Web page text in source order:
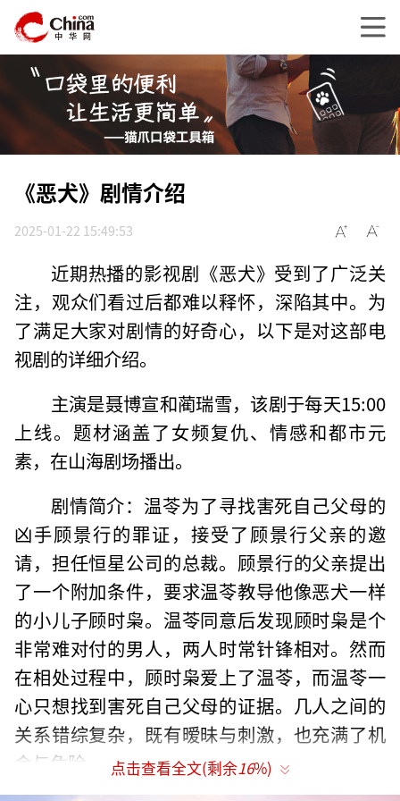
《恶犬》剧情介绍
2025-01-22 15:49:53
近期热播的影视剧《恶犬》受到了广泛关
注，观众们看过后都难以释怀，深陷其中。为
了满足大家对剧情的好奇心，以下是对这部电
视剧的详细介绍。
主演是聂博宣和蔺瑞雪，该剧于每天15:00
上线。题材涵盖了女频复仇、情感和都市元
素，在山海剧场播出。
剧情简介：温苓为了寻找害死自己父母的
凶手顾景行的罪证，接受了顾景行父亲的邀
请，担任恒星公司的总裁。顾景行的父亲提出
了一个附加条件，要求温苓教导他像恶犬一样
的小儿子顾时枭。温苓同意后发现顾时枭是个
非常难对付的男人，两人时常针锋相对。然而
在相处过程中，顾时枭爱上了温苓，而温苓一
心只想找到害死自己父母的证据。几人之间的
关系错综复杂，既有暧昧与刺激，也充满了机
会与危险。
点击查看全文(剩余16%)